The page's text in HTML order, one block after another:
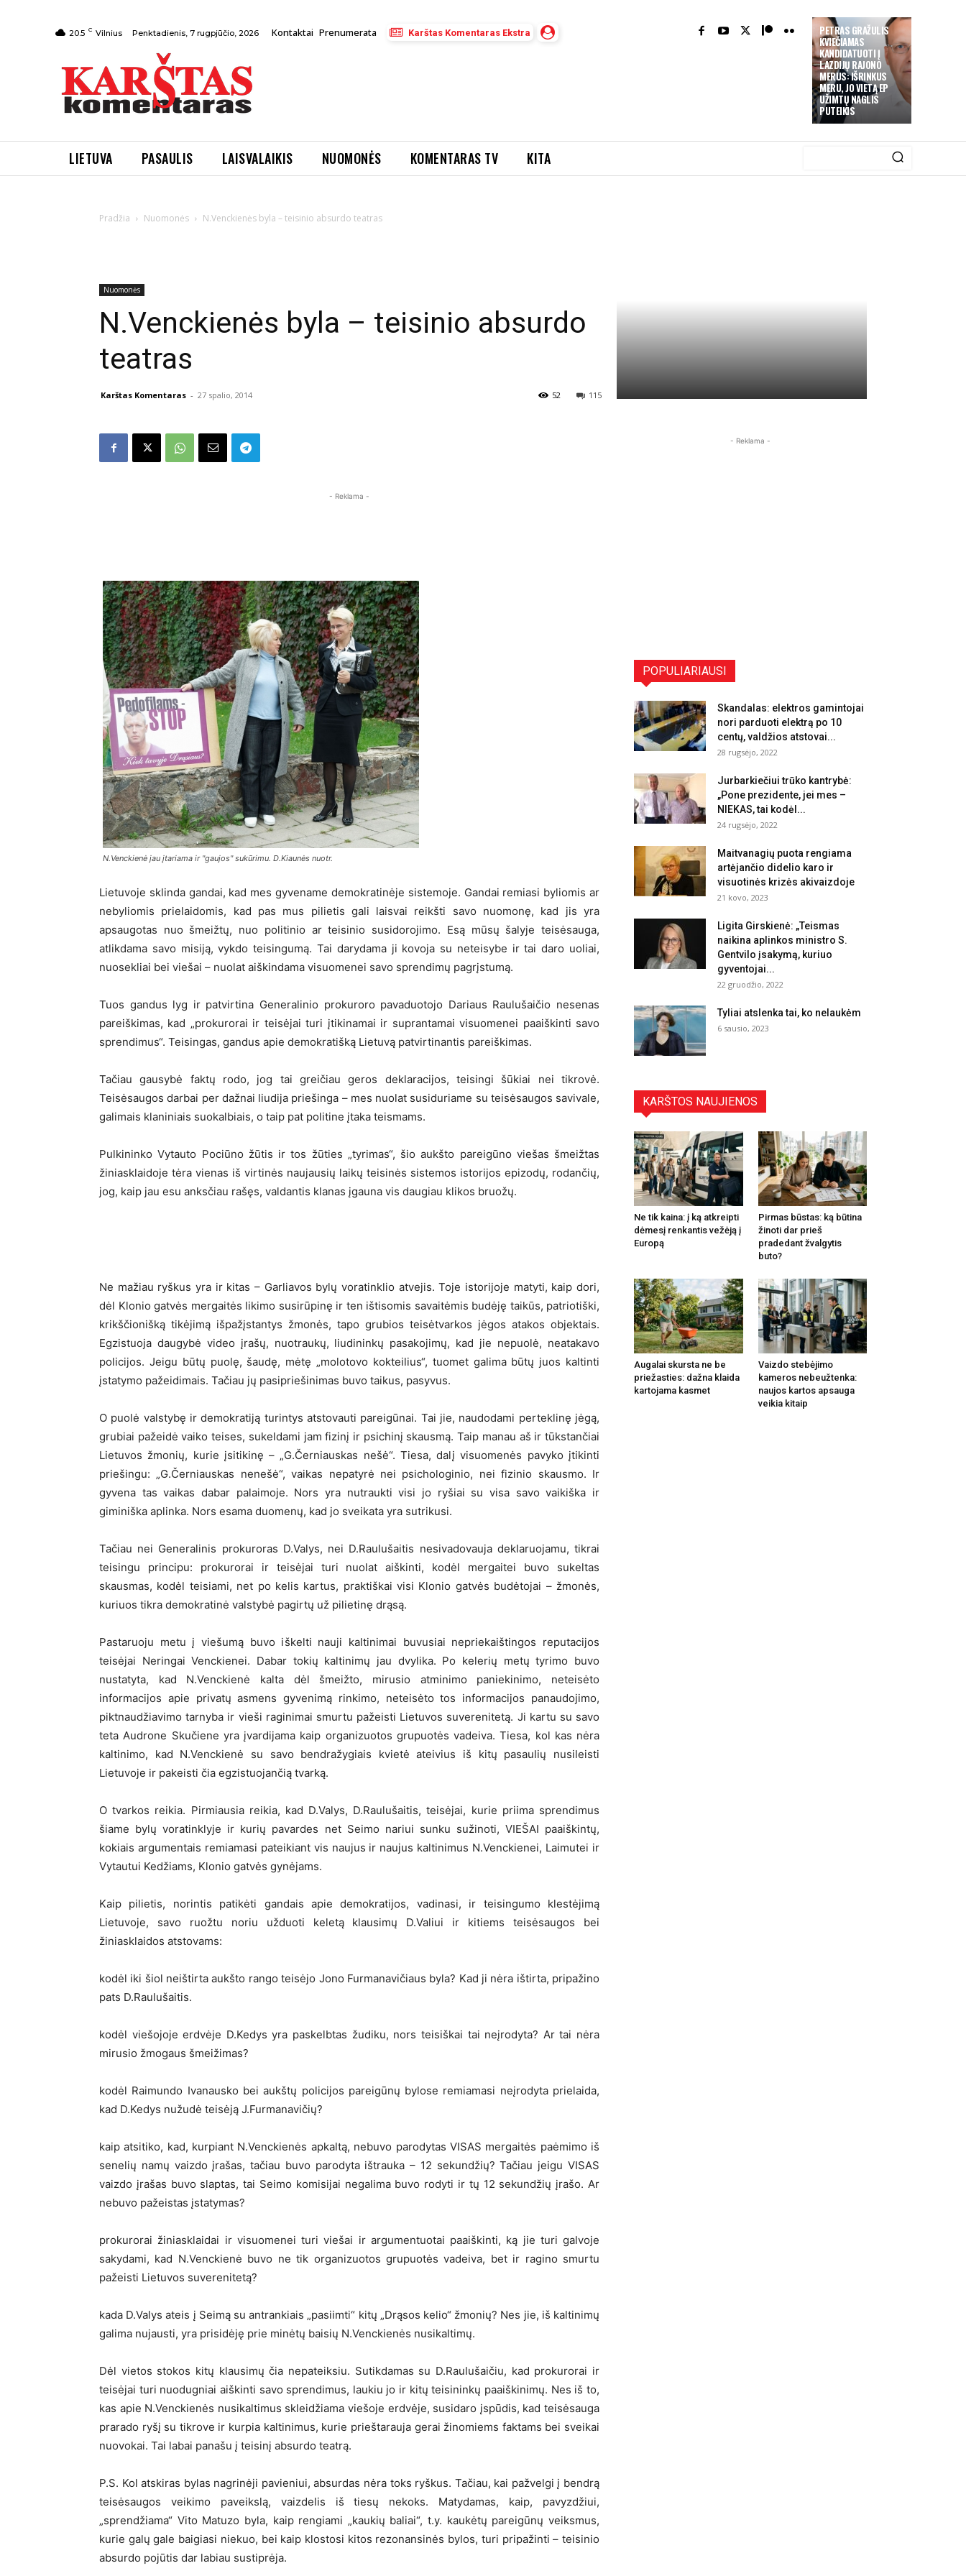
PETRAS GRAŽULIS
KVIEČIAMAS
KANDIDATUOTI Į
LAZDIJŲ RAJONO
MERUS: IŠRINKUS
MERU, JO VIETĄ EP
UŽIMTŲ NAGLIS
PUTEIKIS
20.5 C Vilnius Penktadienis, 7 rugpjūčio, 2026 Kontaktai Prenumerata Karštas Komentaras Ekstra
LIETUVA PASAULIS LAISVALAIKIS NUOMONĖS KOMENTARAS TV KITA
Pradžia Nuomonės N.Venckienės byla – teisinio absurdo teatras
Nuomonės
N.Venckienės byla – teisinio absurdo
teatras
Karštas Komentaras - 27 spalio, 2014 115
52
- Reklama -
N.Venckienė jau įtariama ir "gaujos" sukūrimu. D.Kiaunės nuotr.
Lietuvoje sklinda gandai, kad mes gyvename demokratinėje sistemoje. Gandai remiasi byliomis ar
nebyliomis prielaidomis, kad pas mus pilietis gali laisvai reikšti savo nuomonę, kad jis yra
apsaugotas nuo šmeižtų, nuo politinio ar teisinio susidorojimo. Esą mūsų šalyje teisėsauga,
atlikdama savo misiją, vykdo teisingumą. Tai darydama ji kovoja su neteisybe ir tai daro uoliai,
nuosekliai bei viešai – nuolat aiškindama visuomenei savo sprendimų pagrįstumą.
Tuos gandus lyg ir patvirtina Generalinio prokuroro pavaduotojo Dariaus Raulušaičio nesenas
pareiškimas, kad „prokurorai ir teisėjai turi įtikinamai ir suprantamai visuomenei paaiškinti savo
sprendimus“. Teisingas, gandus apie demokratišką Lietuvą patvirtinantis pareiškimas.
Tačiau gausybė faktų rodo, jog tai greičiau geros deklaracijos, teisingi šūkiai nei tikrovė.
Teisėsaugos darbai per dažnai liudija priešinga – mes nuolat susiduriame su teisėsaugos savivale,
galimais klaniniais suokalbiais, o taip pat politine įtaka teismams.
Pulkininko Vytauto Pociūno žūtis ir tos žūties „tyrimas“, šio aukšto pareigūno viešas šmeižtas
žiniasklaidoje tėra vienas iš virtinės naujausių laikų teisinės sistemos istorijos epizodų, rodančių,
jog, kaip jau esu anksčiau rašęs, valdantis klanas įgauna vis daugiau klikos bruožų.
Ne mažiau ryškus yra ir kitas – Garliavos bylų voratinklio atvejis. Toje istorijoje matyti, kaip dori,
dėl Klonio gatvės mergaitės likimo susirūpinę ir ten ištisomis savaitėmis budėję taikūs, patriotiški,
krikščionišką tikėjimą išpažįstantys žmonės, tapo grubios teisėtvarkos jėgos atakos objektais.
Egzistuoja daugybė video įrašų, nuotraukų, liudininkų pasakojimų, kad jie nepuolė, neatakavo
policijos. Jeigu būtų puolę, šaudę, mėtę „molotovo kokteilius“, tuomet galima būtų juos kaltinti
įstatymo pažeidimais. Tačiau jų pasipriešinimas buvo taikus, pasyvus.
O puolė valstybę ir demokratiją turintys atstovauti pareigūnai. Tai jie, naudodami perteklinę jėgą,
grubiai pažeidė vaiko teises, sukeldami jam fizinį ir psichinį skausmą. Taip manau aš ir tūkstančiai
Lietuvos žmonių, kurie įsitikinę – „G.Černiauskas nešė“. Tiesa, dalį visuomenės pavyko įtikinti
priešingu: „G.Černiauskas nenešė“, vaikas nepatyrė nei psichologinio, nei fizinio skausmo. Ir
gyvena tas vaikas dabar palaimoje. Nors yra nutraukti visi jo ryšiai su visa savo vaikiška ir
giminiška aplinka. Nors esama duomenų, kad jo sveikata yra sutrikusi.
Tačiau nei Generalinis prokuroras D.Valys, nei D.Raulušaitis nesivadovauja deklaruojamu, tikrai
teisingu principu: prokurorai ir teisėjai turi nuolat aiškinti, kodėl mergaitei buvo sukeltas
skausmas, kodėl teisiami, net po kelis kartus, praktiškai visi Klonio gatvės budėtojai – žmonės,
kuriuos tikra demokratinė valstybė pagirtų už pilietinę drąsą.
Pastaruoju metu į viešumą buvo iškelti nauji kaltinimai buvusiai nepriekaištingos reputacijos
teisėjai Neringai Venckienei. Dabar tokių kaltinimų jau dvylika. Po kelerių metų tyrimo buvo
nustatyta, kad N.Venckienė kalta dėl šmeižto, mirusio atminimo paniekinimo, neteisėto
informacijos apie privatų asmens gyvenimą rinkimo, neteisėto tos informacijos panaudojimo,
piktnaudžiavimo tarnyba ir vieši raginimai smurtu pažeisti Lietuvos suverenitetą. Ji kartu su savo
teta Audrone Skučiene yra įvardijama kaip organizuotos grupuotės vadeiva. Tiesa, kol kas nėra
kaltinimo, kad N.Venckienė su savo bendražygiais kvietė ateivius iš kitų pasaulių nusileisti
Lietuvoje ir pakeisti čia egzistuojančią tvarką.
O tvarkos reikia. Pirmiausia reikia, kad D.Valys, D.Raulušaitis, teisėjai, kurie priima sprendimus
šiame bylų voratinklyje ir kurių pavardes net Seimo nariui sunku sužinoti, VIEŠAI paaiškintų,
kokiais argumentais remiamasi pateikiant vis naujus ir naujus kaltinimus N.Venckienei, Laimutei ir
Vytautui Kedžiams, Klonio gatvės gynėjams.
Kaip pilietis, norintis patikėti gandais apie demokratijos, vadinasi, ir teisingumo klestėjimą
Lietuvoje, savo ruožtu noriu užduoti keletą klausimų D.Valiui ir kitiems teisėsaugos bei
žiniasklaidos atstovams:
kodėl iki šiol neištirta aukšto rango teisėjo Jono Furmanavičiaus byla? Kad ji nėra ištirta, pripažino
pats D.Raulušaitis.
kodėl viešojoje erdvėje D.Kedys yra paskelbtas žudiku, nors teisiškai tai neįrodyta? Ar tai nėra
mirusio žmogaus šmeižimas?
kodėl Raimundo Ivanausko bei aukštų policijos pareigūnų bylose remiamasi neįrodyta prielaida,
kad D.Kedys nužudė teisėją J.Furmanavičių?
kaip atsitiko, kad, kurpiant N.Venckienės apkaltą, nebuvo parodytas VISAS mergaitės paėmimo iš
senelių namų vaizdo įrašas, tačiau buvo parodyta ištrauka – 12 sekundžių? Tačiau jeigu VISAS
vaizdo įrašas buvo slaptas, tai Seimo komisijai negalima buvo rodyti ir tų 12 sekundžių įrašo. Ar
nebuvo pažeistas įstatymas?
prokurorai žiniasklaidai ir visuomenei turi viešai ir argumentuotai paaiškinti, ką jie turi galvoje
sakydami, kad N.Venckienė buvo ne tik organizuotos grupuotės vadeiva, bet ir ragino smurtu
pažeisti Lietuvos suverenitetą?
kada D.Valys ateis į Seimą su antrankiais „pasiimti“ kitų „Drąsos kelio“ žmonių? Nes jie, iš kaltinimų
galima nujausti, yra prisidėję prie minėtų baisių N.Venckienės nusikaltimų.
Dėl vietos stokos kitų klausimų čia nepateiksiu. Sutikdamas su D.Raulušaičiu, kad prokurorai ir
teisėjai turi nuodugniai aiškinti savo sprendimus, laukiu jo ir kitų teisininkų paaiškinimų. Nes iš to,
kas apie N.Venckienės nusikaltimus skleidžiama viešoje erdvėje, susidaro įspūdis, kad teisėsauga
prarado ryšį su tikrove ir kurpia kaltinimus, kurie prieštarauja gerai žinomiems faktams bei sveikai
nuovokai. Tai labai panašu į teisinį absurdo teatrą.
P.S. Kol atskiras bylas nagrinėji pavieniui, absurdas nėra toks ryškus. Tačiau, kai pažvelgi į bendrą
teisėsaugos veikimo paveikslą, vaizdelis iš tiesų nekoks. Matydamas, kaip, pavyzdžiui,
„sprendžiama“ Vito Matuzo byla, kaip rengiami „kaukių baliai“, t.y. kaukėtų pareigūnų veiksmus,
kurie galų gale baigiasi niekuo, bei kaip klostosi kitos rezonansinės bylos, turi pripažinti – teisinio
absurdo pojūtis dar labiau sustiprėja.
- Reklama -
POPULIARIAUSI
Skandalas: elektros gamintojai
nori parduoti elektrą po 10
centų, valdžios atstovai...
28 rugsėjo, 2022
Jurbarkiečiui trūko kantrybė:
„Pone prezidente, jei mes –
NIEKAS, tai kodėl...
24 rugsėjo, 2022
Maitvanagių puota rengiama
artėjančio didelio karo ir
visuotinės krizės akivaizdoje
21 kovo, 2023
Ligita Girskienė: „Teismas
naikina aplinkos ministro S.
Gentvilo įsakymą, kuriuo
gyventojai...
22 gruodžio, 2022
Tyliai atslenka tai, ko nelaukėm
6 sausio, 2023
KARŠTOS NAUJIENOS
Ne tik kaina: į ką atkreipti
dėmesį renkantis vežėją į
Europą
Pirmas būstas: ką būtina
žinoti dar prieš
pradedant žvalgytis
buto?
Augalai skursta ne be
priežasties: dažna klaida
kartojama kasmet
Vaizdo stebėjimo
kameros nebeužtenka:
naujos kartos apsauga
veikia kitaip